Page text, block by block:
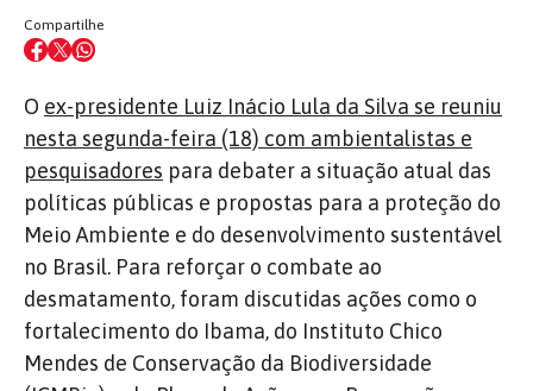
Compartilhe
O ex-presidente Luiz Inácio Lula da Silva se reuniu
nesta segunda-feira (18) com ambientalistas e
pesquisadores para debater a situação atual das
políticas públicas e propostas para a proteção do
Meio Ambiente e do desenvolvimento sustentável
no Brasil. Para reforçar o combate ao
desmatamento, foram discutidas ações como o
fortalecimento do Ibama, do Instituto Chico
Mendes de Conservação da Biodiversidade